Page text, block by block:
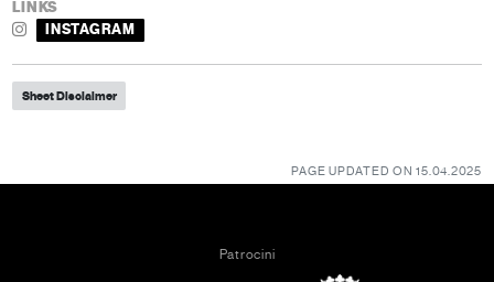
LINKS
INSTAGRAM
Sheet Disclaimer
PAGE UPDATED ON 15.04.2025
Patrocini